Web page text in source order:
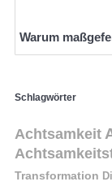
Warum
Schlagwörter
Achtsamkeit
Transformation